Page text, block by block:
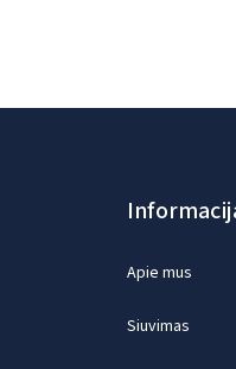
Apie mus
Siuvimas